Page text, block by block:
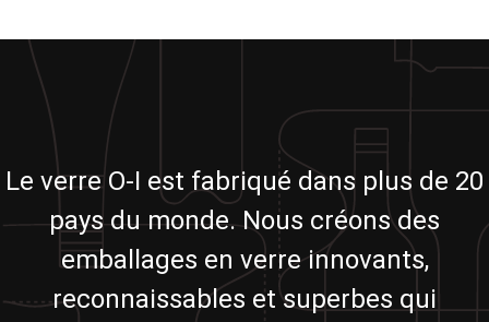
Le verre O-I est fabriqué dans plus de 20
pays du monde. Nous créons des
emballages en verre innovants,
reconnaissables et superbes qui